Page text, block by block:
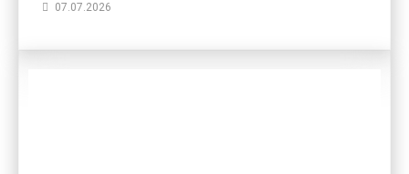
07.07.2026